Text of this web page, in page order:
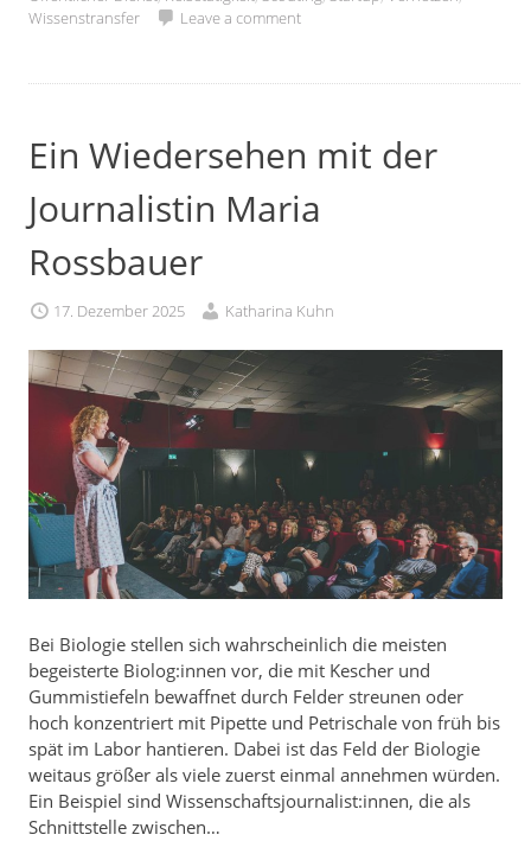
Wissenstransfer
Leave a comment
Ein Wiedersehen mit der
Journalistin Maria
Rossbauer
17. Dezember 2025 Katharina Kuhn
Bei Biologie stellen sich wahrscheinlich die meisten
begeisterte Biolog:innen vor, die mit Kescher und
Gummistiefeln bewaffnet durch Felder streunen oder
hoch konzentriert mit Pipette und Petrischale von früh bis
spät im Labor hantieren. Dabei ist das Feld der Biologie
weitaus größer als viele zuerst einmal annehmen würden.
Ein Beispiel sind Wissenschaftsjournalist:innen, die als
Schnittstelle zwischen…